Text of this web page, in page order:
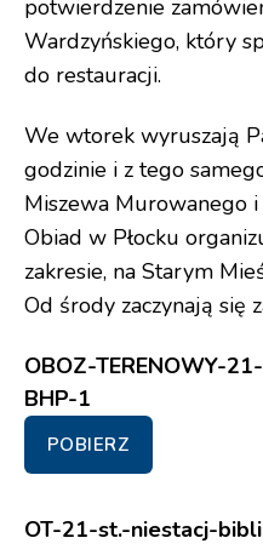
potwierdzenie
Wardzyńskiego, który
do restauracji.
We wtorek wyruszają
godzinie i z tego
Miszewa Murowanego i
Obiad w Płocku
zakresie, na Starym
Od środy zaczynają się
OBOZ-TERENOWY-
BHP-1
POBIERZ
OT-21-st.-niestacj-